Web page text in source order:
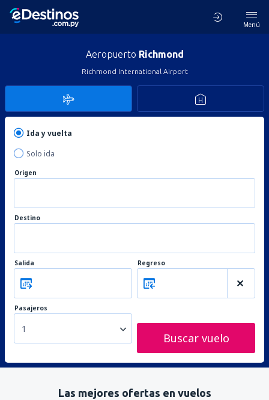
Menú
Aeropuerto Richmond
Richmond International Airport
Ida y vuelta
Solo ida
Origen
Destino
Salida Regreso
Pasajeros
1
Buscar vuelo
Las mejores ofertas en vuelos